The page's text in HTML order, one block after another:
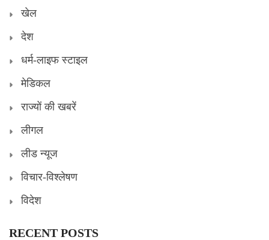
खेल
देश
धर्म-लाइफ स्टाइल
मेडिकल
राज्यों की खबरें
लीगल
लीड न्यूज
विचार-विश्लेषण
विदेश
RECENT POSTS